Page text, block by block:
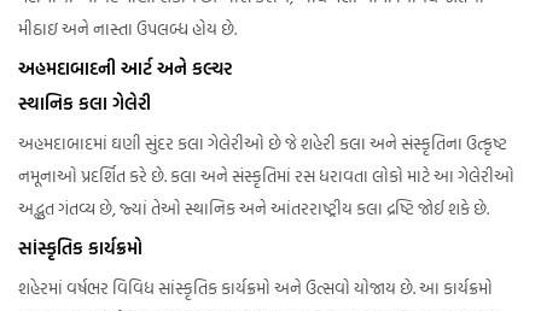
મીઠાઇ અને નાસ્તા ઉપલબ્ધ હોય છે.
અહમદાબાદની આર્ટ અને કલ્ચર
સ્થાનિક કલા ગેલેરી
અહમદાબાદમાં ઘણી સુંદર કલા ગેલેરીઓ છે જે શહેરી કલા અને સંસ્કૃતિના ઉત્કૃષ્ટ
નમૂનાઓ પ્રદર્શિત કરે છે. કલા અને સંસ્કૃતિમાં રસ ધરાવતા લોકો માટે આ ગેલેરીઓ
અદ્ભુત ગંતવ્ય છે, જ્યાં તેઓ સ્થાનિક અને આંતરરાષ્ટ્રીય કલા દ્રષ્ટિ જોઈ શકે છે.
સાંસ્કૃતિક કાર્યક્રમો
શહેરમાં વર્ષભર વિવિધ સાંસ્કૃતિક કાર્યક્રમો અને ઉત્સવો યોજાય છે. આ કાર્યક્રમો